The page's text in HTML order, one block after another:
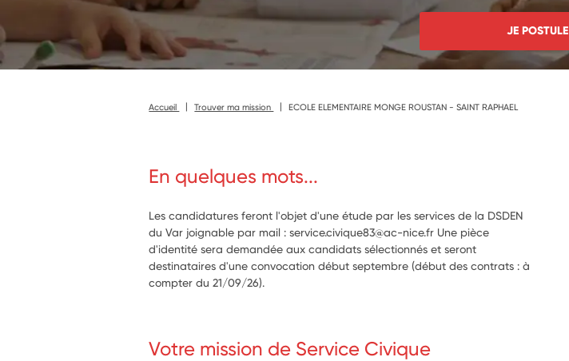
JE POSTULE
Accueil Trouver ma mission ECOLE ELEMENTAIRE MONGE ROUSTAN - SAINT RAPHAEL
En quelques mots...
Les candidatures feront l'objet d'une étude par les services de la DSDEN
du Var joignable par mail : service.civique83@ac-nice.fr Une pièce
d'identité sera demandée aux candidats sélectionnés et seront
destinataires d'une convocation début septembre (début des contrats : à
compter du 21/09/26).
Votre mission de Service Civique